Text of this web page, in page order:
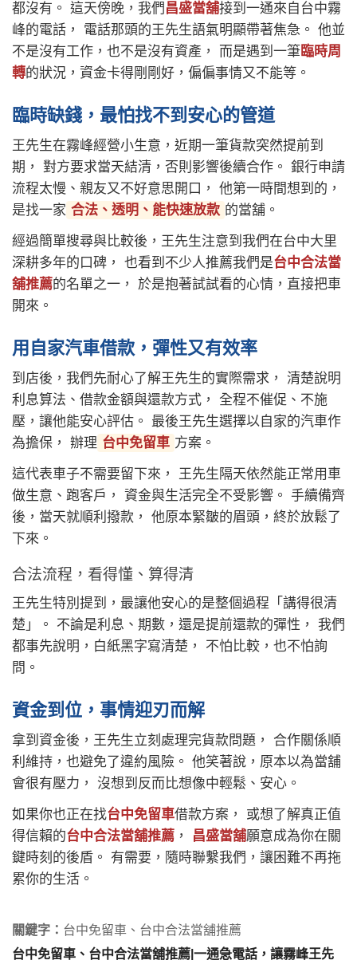
都沒有。 這天傍晚，我們 昌盛當舖接到一通來自台中霧
峰的電話， 電話那頭的王先生語氣明顯帶著焦急。 他並
不是沒有工作，也不是沒有資產， 而是遇到一筆臨時周
轉的狀況，資金卡得剛剛好，偏偏事情又不能等。
臨時缺錢，最怕找不到安心的管道
王先生在霧峰經營小生意，近期一筆貨款突然提前到
期， 對方要求當天結清，否則影響後續合作。 銀行申請
流程太慢、親友又不好意思開口， 他第一時間想到的，
是找一家 合法、透明、能快速放款 的當舖。
經過簡單搜尋與比較後，王先生注意到我們在台中大里
深耕多年的口碑， 也看到不少人推薦我們是台中合法當
舖推薦的名單之一， 於是抱著試試看的心情，直接把車
開來。
用自家汽車借款，彈性又有效率
到店後，我們先耐心了解王先生的實際需求， 清楚說明
利息算法、借款金額與還款方式， 全程不催促、不施
壓，讓他能安心評估。 最後王先生選擇以自家的汽車作
為擔保， 辦理 台中免留車 方案。
這代表車子不需要留下來， 王先生隔天依然能正常用車
做生意、跑客戶， 資金與生活完全不受影響。 手續備齊
後，當天就順利撥款， 他原本緊皺的眉頭，終於放鬆了
下來。
合法流程，看得懂、算得清
王先生特別提到，最讓他安心的是整個過程「講得很清
楚」。 不論是利息、期數，還是提前還款的彈性， 我們
都事先說明，白紙黑字寫清楚， 不怕比較，也不怕詢
問。
資金到位，事情迎刃而解
拿到資金後，王先生立刻處理完貨款問題， 合作關係順
利維持，也避免了違約風險。 他笑著說，原本以為當舖
會很有壓力， 沒想到反而比想像中輕鬆、安心。
如果你也正在找台中免留車借款方案， 或想了解真正值
得信賴的台中合法當舖推薦 ， 昌盛當舖願意成為你在關
鍵時刻的後盾。 有需要，隨時聯繫我們，讓困難不再拖
累你的生活。
關鍵字： 台中免留車、台中合法當舖推薦
台中免留車、台中合法當舖推薦|一通急電話，讓霧峰王先